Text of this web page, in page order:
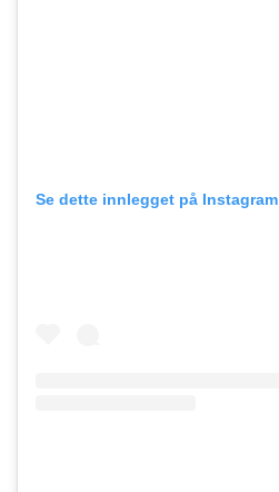
Se dette innlegget på Instagram